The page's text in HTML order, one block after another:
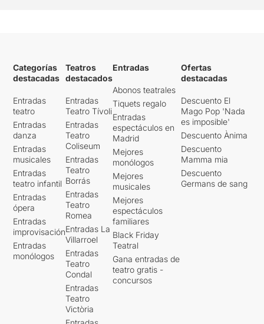
Categorías
destacadas
Entradas
teatro
Entradas
danza
Entradas
musicales
Entradas
teatro infantil
Entradas
ópera
Entradas
improvisación
Entradas
monólogos
Teatros
destacados
Entradas
Teatro Tívoli
Entradas
Teatro
Coliseum
Entradas
Teatro
Borrás
Entradas
Teatro
Romea
Entradas La
Villarroel
Entradas
Teatro
Condal
Entradas
Teatro
Victòria
Entradas
Abonos teatrales
Tiquets regalo
Entradas
espectáculos en
Madrid
Mejores
monólogos
Mejores
musicales
Mejores
espectáculos
familiares
Black Friday
Teatral
Gana entradas de
teatro gratis -
concursos
Ofertas
destacadas
Descuento El
Mago Pop 'Nada
es imposible'
Descuento Ànima
Descuento
Mamma mia
Descuento
Germans de sang